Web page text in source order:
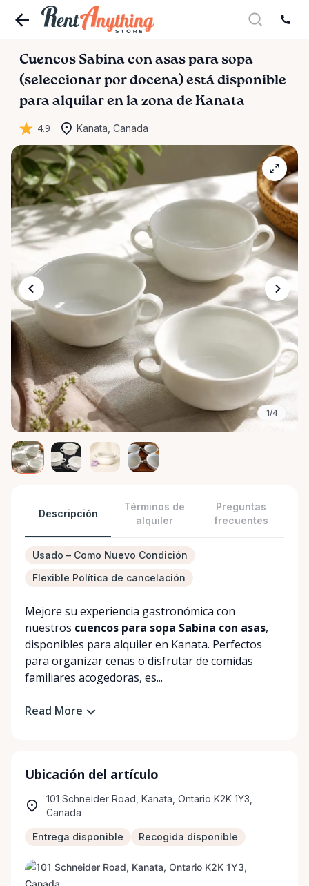
Cuencos Sabina con asas para sopa
(seleccionar por docena) está disponible
para alquilar en la zona de Kanata
4.9 Kanata, Canada
1/4
Descripción
Términos de
alquiler
Preguntas
frecuentes
Usado – Como Nuevo Condición
Flexible Política de cancelación
Mejore su experiencia gastronómica con
nuestros cuencos para sopa Sabina con asas,
disponibles para alquiler en Kanata. Perfectos
para organizar cenas o disfrutar de comidas
familiares acogedoras, es...
Read More
Ubicación del artículo
101 Schneider Road, Kanata, Ontario K2K 1Y3,
Canada
Entrega disponible Recogida disponible